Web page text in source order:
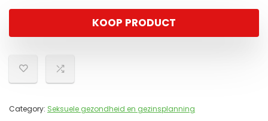
KOOP PRODUCT
Category: Seksuele gezondheid en gezinsplanning